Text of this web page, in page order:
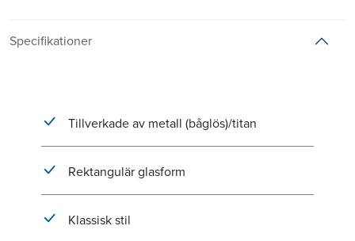
Specifikationer
Tillverkade av metall (båglös)/titan
Rektangulär glasform
Klassisk stil